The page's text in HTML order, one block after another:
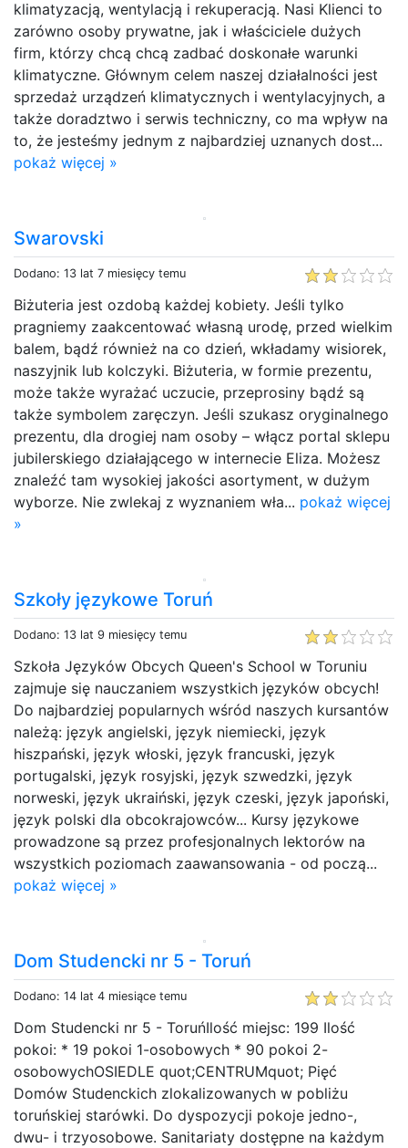
klimatyzacją, wentylacją i rekuperacją. Nasi Klienci to
zarówno osoby prywatne, jak i właściciele dużych
firm, którzy chcą chcą zadbać doskonałe warunki
klimatyczne. Głównym celem naszej działalności jest
sprzedaż urządzeń klimatycznych i wentylacyjnych, a
także doradztwo i serwis techniczny, co ma wpływ na
to, że jesteśmy jednym z najbardziej uznanych dost...
pokaż więcej »
Swarovski
Dodano: 13 lat 7 miesięcy temu
Biżuteria jest ozdobą każdej kobiety. Jeśli tylko
pragniemy zaakcentować własną urodę, przed wielkim
balem, bądź również na co dzień, wkładamy wisiorek,
naszyjnik lub kolczyki. Biżuteria, w formie prezentu,
może także wyrażać uczucie, przeprosiny bądź są
także symbolem zaręczyn. Jeśli szukasz oryginalnego
prezentu, dla drogiej nam osoby – włącz portal sklepu
jubilerskiego działającego w internecie Eliza. Możesz
znaleźć tam wysokiej jakości asortyment, w dużym
wyborze. Nie zwlekaj z wyznaniem wła... pokaż więcej
»
Szkoły językowe Toruń
Dodano: 13 lat 9 miesięcy temu
Szkoła Języków Obcych Queen's School w Toruniu
zajmuje się nauczaniem wszystkich języków obcych!
Do najbardziej popularnych wśród naszych kursantów
należą: język angielski, język niemiecki, język
hiszpański, język włoski, język francuski, język
portugalski, język rosyjski, język szwedzki, język
norweski, język ukraiński, język czeski, język japoński,
język polski dla obcokrajowców... Kursy językowe
prowadzone są przez profesjonalnych lektorów na
wszystkich poziomach zaawansowania - od począ...
pokaż więcej »
Dom Studencki nr 5 - Toruń
Dodano: 14 lat 4 miesiące temu
Dom Studencki nr 5 - ToruńIlość miejsc: 199 Ilość
pokoi: * 19 pokoi 1-osobowych * 90 pokoi 2-
osobowychOSIEDLE quot;CENTRUMquot; Pięć
Domów Studenckich zlokalizowanych w pobliżu
toruńskiej starówki. Do dyspozycji pokoje jedno-,
dwu- i trzyosobowe. Sanitariaty dostępne na każdym